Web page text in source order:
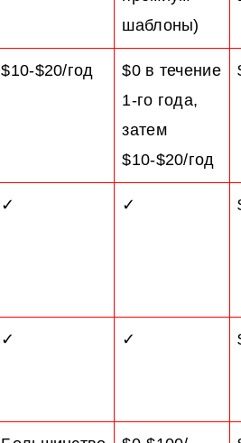
шаблоны)
$10-$20/год
$0 в течение
1-го года,
затем
$10-$20/год
✓ ✓
✓ ✓